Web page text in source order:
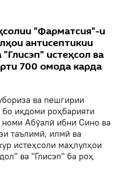
"Фарматсия"-и
антисептикии
истеҳсол ва
700 омода карда
ва пешгирии
иқдоми роҳбарияти
Абӯалӣ ибни Сино ва
таълимӣ, илмӣ ва
истеҳсоли маҳлулҳои
ва "Глисэп" ба роҳ